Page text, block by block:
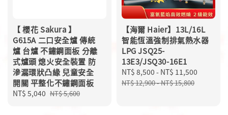
【 櫻花 Sakura 】
G615A 二口安全爐 傳統
爐 台爐 不鏽鋼面板 分離
式爐頭 熄火安全裝置 防
滲漏環狀凸緣 兒童安全
開關 平整化不鏽鋼面板
Sale
NT$ 5,040 Regular
NT$ 5,600
【海爾 Haier】13L/16L
智能恆溫強制排氣熱水器
LPG JSQ25-
13E3/JSQ30-16E1
Sale
price
NT$ 8,500 - NT$ 11,500
NT$ 12,900-NT$ 15,800